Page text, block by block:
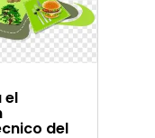
el
del